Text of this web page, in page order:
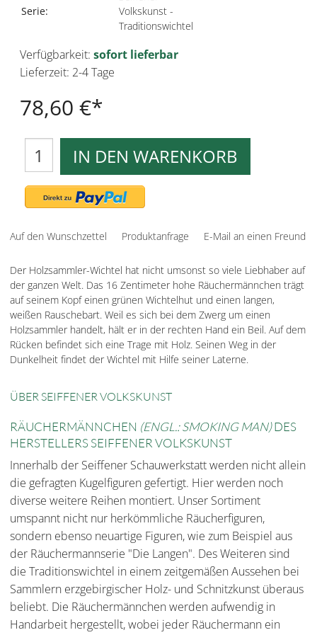
Serie:
Volkskunst -
Traditionswichtel
Verfügbarkeit: sofort lieferbar
Lieferzeit: 2-4 Tage
78,60 €
IN DEN WARENKORB
Auf den Wunschzettel Produktanfrage E-Mail an einen Freund
Der Holzsammler-Wichtel hat nicht umsonst so viele Liebhaber auf
der ganzen Welt. Das 16 Zentimeter hohe Räuchermännchen trägt
auf seinem Kopf einen grünen Wichtelhut und einen langen,
weißen Rauschebart. Weil es sich bei dem Zwerg um einen
Holzsammler handelt, hält er in der rechten Hand ein Beil. Auf dem
Rücken befindet sich eine Trage mit Holz. Seinen Weg in der
Dunkelheit findet der Wichtel mit Hilfe seiner Laterne.
ÜBER SEIFFENER VOLKSKUNST
RÄUCHERMÄNNCHEN (ENGL.: SMOKING MAN)DES
HERSTELLERS SEIFFENER VOLKSKUNST
Innerhalb der Seiffener Schauwerkstatt werden nicht allein
die gefragten Kugelfiguren gefertigt. Hier werden noch
diverse weitere Reihen montiert. Unser Sortiment
umspannt nicht nur herkömmliche Räucherfiguren,
sondern ebenso neuartige Figuren, wie zum Beispiel aus
der Räuchermannserie "Die Langen". Des Weiteren sind
die Traditionswichtel in einem zeitgemäßen Aussehen bei
Sammlern erzgebirgischer Holz- und Schnitzkunst überaus
beliebt. Die Räuchermännchen werden aufwendig in
Handarbeit hergestellt, wobei jeder Räuchermann ein